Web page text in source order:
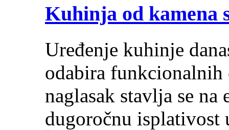
Kuhinja od kamena
Uređenje kuhinje
odabira funkcionalnih
naglasak stavlja se
dugoročnu